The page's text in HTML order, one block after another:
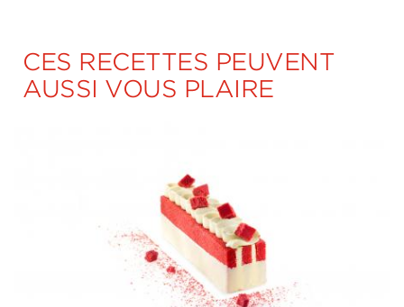
CES RECETTES PEUVENT
AUSSI VOUS PLAIRE